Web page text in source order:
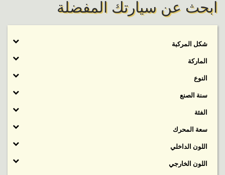
ابحث عن سيارتك المفضلة
شكل المركبة
الماركة
النوع
سنة الصنع
الفئة
‬سعة المحرك
اللون الداخلي
اللون الخارجي